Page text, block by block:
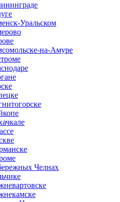
Уральском
на-Амуре
Челнах